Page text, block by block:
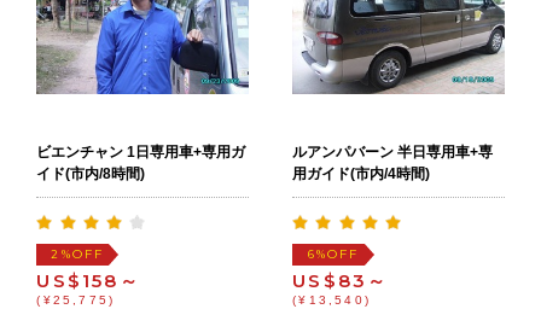
ビエンチャン 1日専用車+専用ガ
イド(市内/8時間)
2%OFF
US$158～
(¥25,775)
ルアンパバーン 半日専用車+専
用ガイド(市内/4時間)
6%OFF
US$83～
(¥13,540)